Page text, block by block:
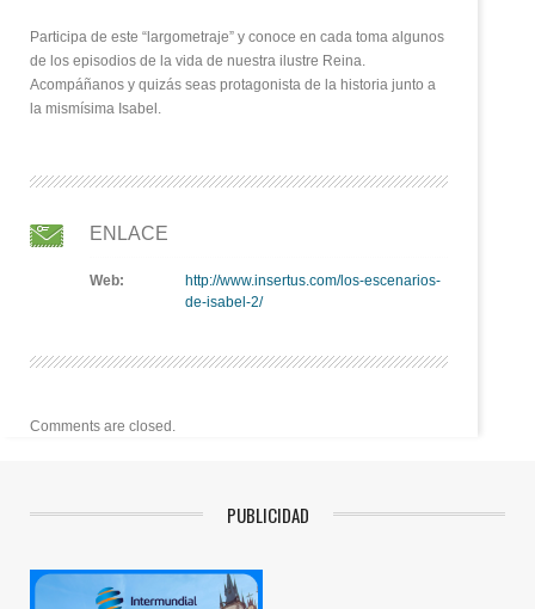
Participa de este “largometraje” y conoce en cada toma algunos
de los episodios de la vida de nuestra ilustre Reina.
Acompáñanos y quizás seas protagonista de la historia junto a
la mismísima Isabel.
ENLACE
Web:
http://www.insertus.com/los-escenarios-
de-isabel-2/
Comments are closed.
PUBLICIDAD